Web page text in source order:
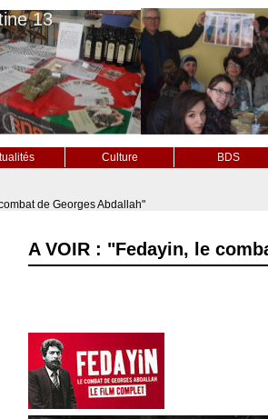
13
Culture BDS
de Georges Abdallah"
A VOIR : "Fedayin, le